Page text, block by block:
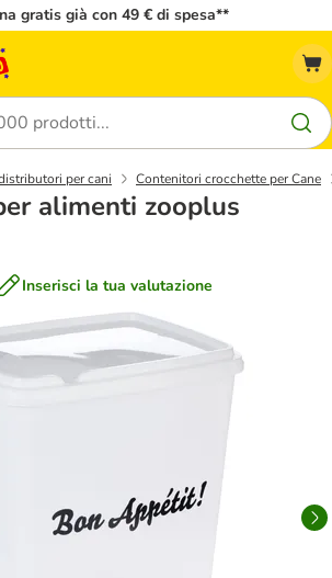
gratis già con 49 € di spesa**
per cani Contenitori crocchette per Cane
alimenti zooplus
Inserisci la tua valutazione